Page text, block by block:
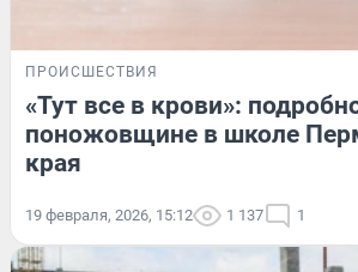
ПРОИСШЕСТВИЯ
«Тут все в крови»:
поножовщине в школе
края
19 февраля, 2026, 15:12 1 137 1